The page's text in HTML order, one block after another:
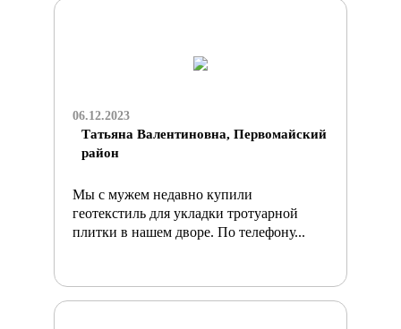
06.12.2023
Татьяна Валентиновна, Первомайский
район
Мы с мужем недавно купили
геотекстиль для укладки тротуарной
плитки в нашем дворе. По телефону...